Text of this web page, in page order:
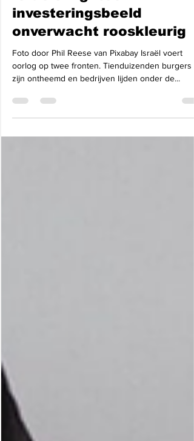
Israëls hightech-
investeringsbeeld
onverwacht rooskleurig
Foto door Phil Reese van Pixabay Israël voert
oorlog op twee fronten. Tienduizenden burgers
zijn ontheemd en bedrijven lijden onder de...